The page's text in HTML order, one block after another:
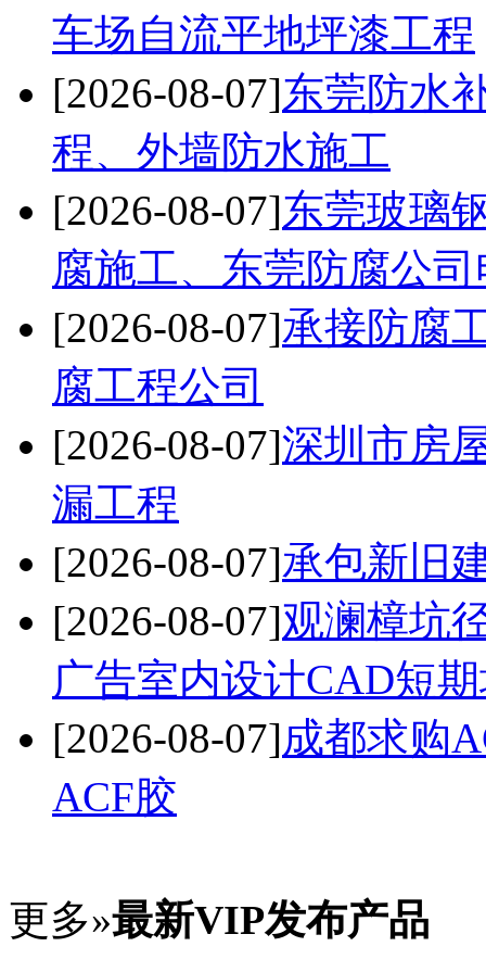
车场自流平地坪漆工程
[2026-08-07]东莞防水
程、外墙防水施工
[2026-08-07]东莞玻璃
腐施工、东莞防腐公
[2026-08-07]承接防腐
腐工程公司
[2026-08-07]深圳市房
漏工程
[2026-08-07]承包新旧
[2026-08-07]观澜樟坑
广告室内设计CAD短
[2026-08-07]成都求购
ACF胶
更多»最新VIP发布产品